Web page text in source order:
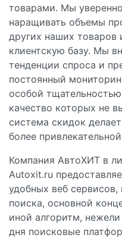
товарами. Мы
наращивать объемы
других наших
клиентскую базу. Мы
тенденции спроса и
постоянный
особой
качество которых не
система скидок
более привлекательной
Компания АвтоХИТ в
Autoxit.ru
удобных веб
поиска, основной
иной алгоритм,
дня поисковые